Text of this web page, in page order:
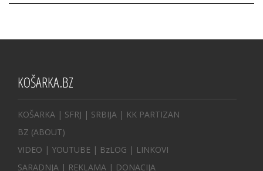
KOŠARKA.BZ
KOŠARKA | SFRJ | SRBIJA | KK PARTIZAN
BZ (ABOUT)
VIDEO | YOUTUBE | BzLOG | LINKOVI
SARADNJA | REKLAMA | DONACIJA